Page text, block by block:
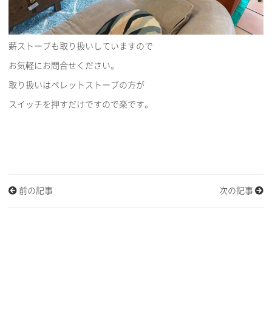
薪ストーブも取り扱いしていますので
お気軽にお問合せください。
取り扱いはペレットストーブの方が
スイッチを押すだけですので楽です。
前の記事 次の記事